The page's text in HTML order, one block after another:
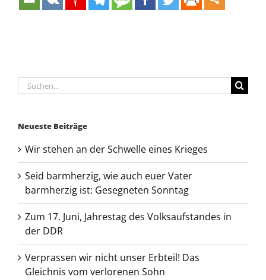
Suche
nach:
Neueste Beiträge
Wir stehen an der Schwelle eines Krieges
Seid barmherzig, wie auch euer Vater
barmherzig ist: Gesegneten Sonntag
Zum 17. Juni, Jahrestag des Volksaufstandes in
der DDR
Verprassen wir nicht unser Erbteil! Das
Gleichnis vom verlorenen Sohn